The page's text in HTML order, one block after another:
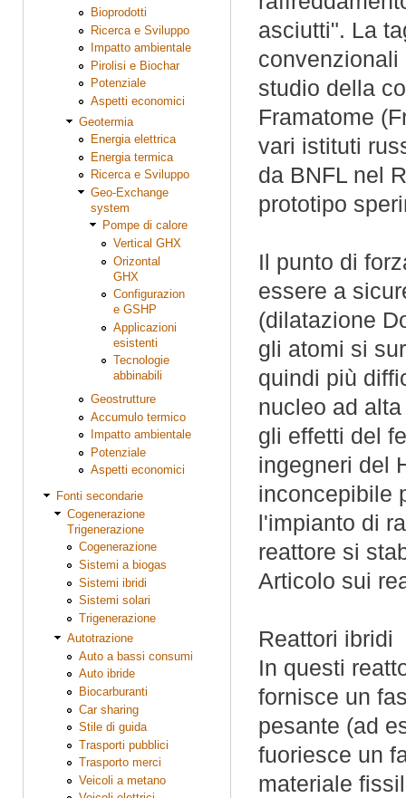
Bioprodotti
Ricerca e Sviluppo
Impatto ambientale
Pirolisi e Biochar
Potenziale
Aspetti economici
Geotermia
Energia elettrica
Energia termica
Ricerca e Sviluppo
Geo-Exchange
system
Pompe di calore
Vertical GHX
Orizontal
GHX
Configurazion
e GSHP
Applicazioni
esistenti
Tecnologie
abbinabili
Geostrutture
Accumulo termico
Impatto ambientale
Potenziale
Aspetti economici
Fonti secondarie
Cogenerazione
Trigenerazione
Cogenerazione
Sistemi a biogas
Sistemi ibridi
Sistemi solari
Trigenerazione
Autotrazione
Auto a bassi consumi
Auto ibride
Biocarburanti
Car sharing
Stile di guida
Trasporti pubblici
Trasporto merci
Veicoli a metano
asciutti". La
convenzionali
studio della
Framatome
vari istituti
da BNFL nel
prototipo
Il punto di
essere a
(dilatazione
gli atomi si
quindi più
nucleo ad
gli effetti del
ingegneri del
inconcepibile
l'impianto di
reattore si
Articolo sui
Reattori ibridi
In questi
fornisce un
pesante (ad
fuoriesce un
materiale